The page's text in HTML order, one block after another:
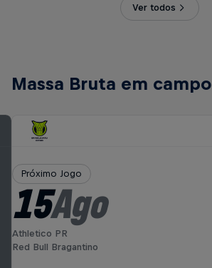
Ver todos
Massa Bruta em campo
Próximo Jogo
15Ago
Athletico PR
Red Bull Bragantino